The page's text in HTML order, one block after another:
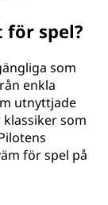
för spel?
som
enkla
utnyttjade
som
för spel på